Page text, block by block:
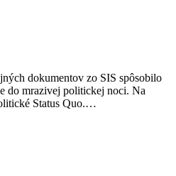
dokumentov zo SIS spôsobilo
do mrazivej politickej noci. Na
Status Quo.…